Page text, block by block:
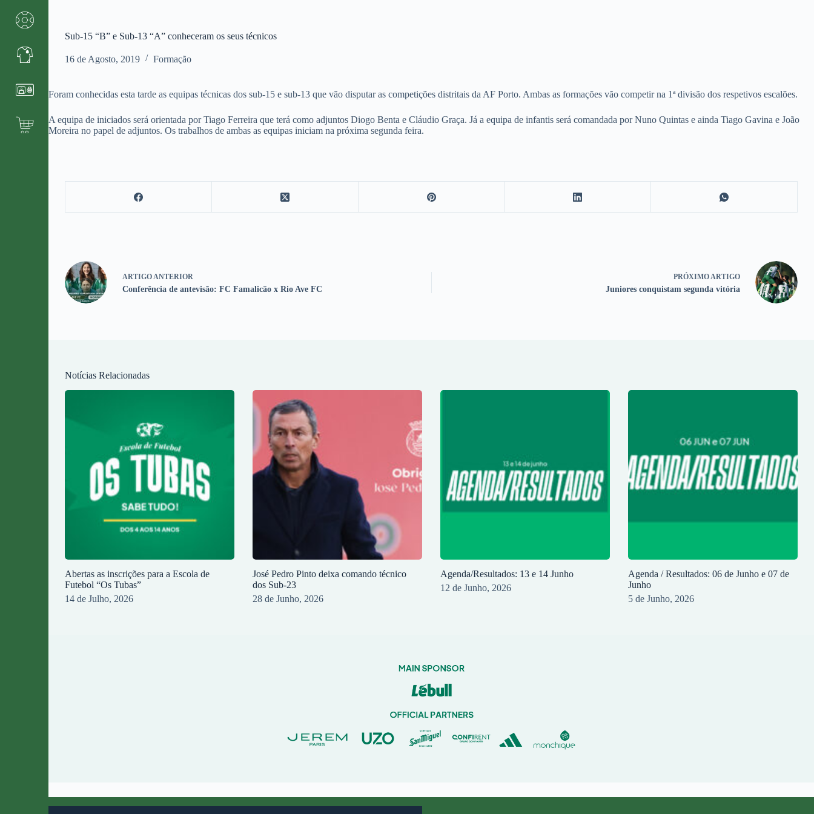
Sub-15 “B” e Sub-13 “A” conheceram os seus técnicos
16 de Agosto, 2019 Formação
Foram conhecidas esta tarde as equipas técnicas dos sub-15 e sub-13 que vão disputar as competições distritais da AF Porto. Ambas as formações vão competir na 1ª divisão dos respetivos escalões.
A equipa de iniciados será orientada por Tiago Ferreira que terá como adjuntos Diogo Benta e Cláudio Graça. Já a equipa de infantis será comandada por Nuno Quintas e ainda Tiago Gavina e João
Moreira no papel de adjuntos. Os trabalhos de ambas as equipas iniciam na próxima segunda feira.
ARTIGO ANTERIOR
Conferência de antevisão: FC Famalicão x Rio Ave FC
PRÓXIMO ARTIGO
Juniores conquistam segunda vitória
Notícias Relacionadas
Abertas as inscrições para a Escola de
Futebol “Os Tubas”
14 de Julho, 2026
José Pedro Pinto deixa comando técnico
dos Sub-23
28 de Junho, 2026
Agenda/Resultados: 13 e 14 Junho
12 de Junho, 2026
Agenda / Resultados: 06 de Junho e 07 de
Junho
5 de Junho, 2026